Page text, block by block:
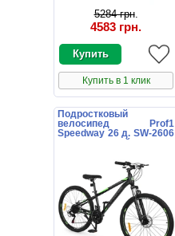
5284 грн.
4583 грн.
Купить в 1 клик
Подростковый
велосипед Prof1
Speedway 26 д. SW-2606
черно-зеленый